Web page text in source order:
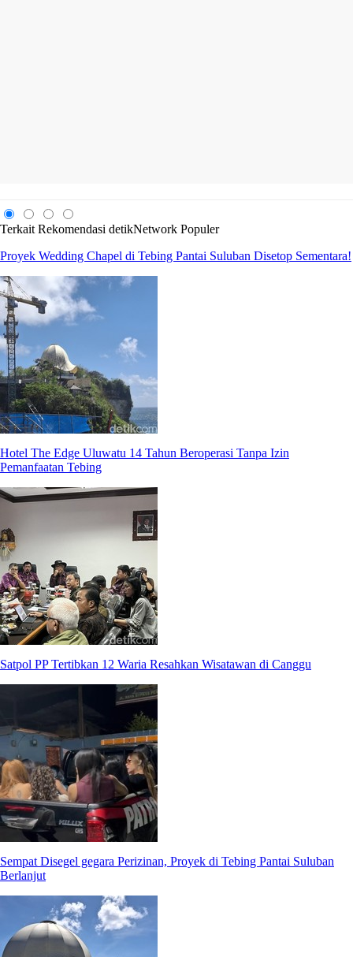
Terkait Rekomendasi detikNetwork Populer
Proyek Wedding Chapel di Tebing Pantai Suluban Disetop Sementara!
Hotel The Edge Uluwatu 14 Tahun Beroperasi Tanpa Izin
Pemanfaatan Tebing
Satpol PP Tertibkan 12 Waria Resahkan Wisatawan di Canggu
Sempat Disegel gegara Perizinan, Proyek di Tebing Pantai Suluban
Berlanjut